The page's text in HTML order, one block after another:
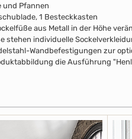
und Pfannen
1 Besteckkasten
aus Metall in der Höhe
stehen individuelle
Wandbefestigungen zur
die Ausführung